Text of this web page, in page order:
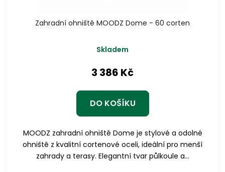
Zahradní ohniště MOODZ Dome - 60 corten
Skladem
3 386 Kč
DO KOŠÍKU
MOODZ zahradní ohniště Dome je stylové a odolné
ohniště z kvalitní cortenové oceli, ideální pro menší
zahrady a terasy. Elegantní tvar půlkoule a...